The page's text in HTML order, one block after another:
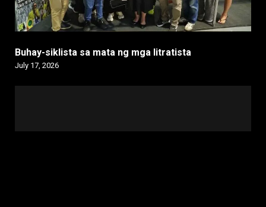
Buhay-siklista sa mata ng mga litratista
July 17, 2026